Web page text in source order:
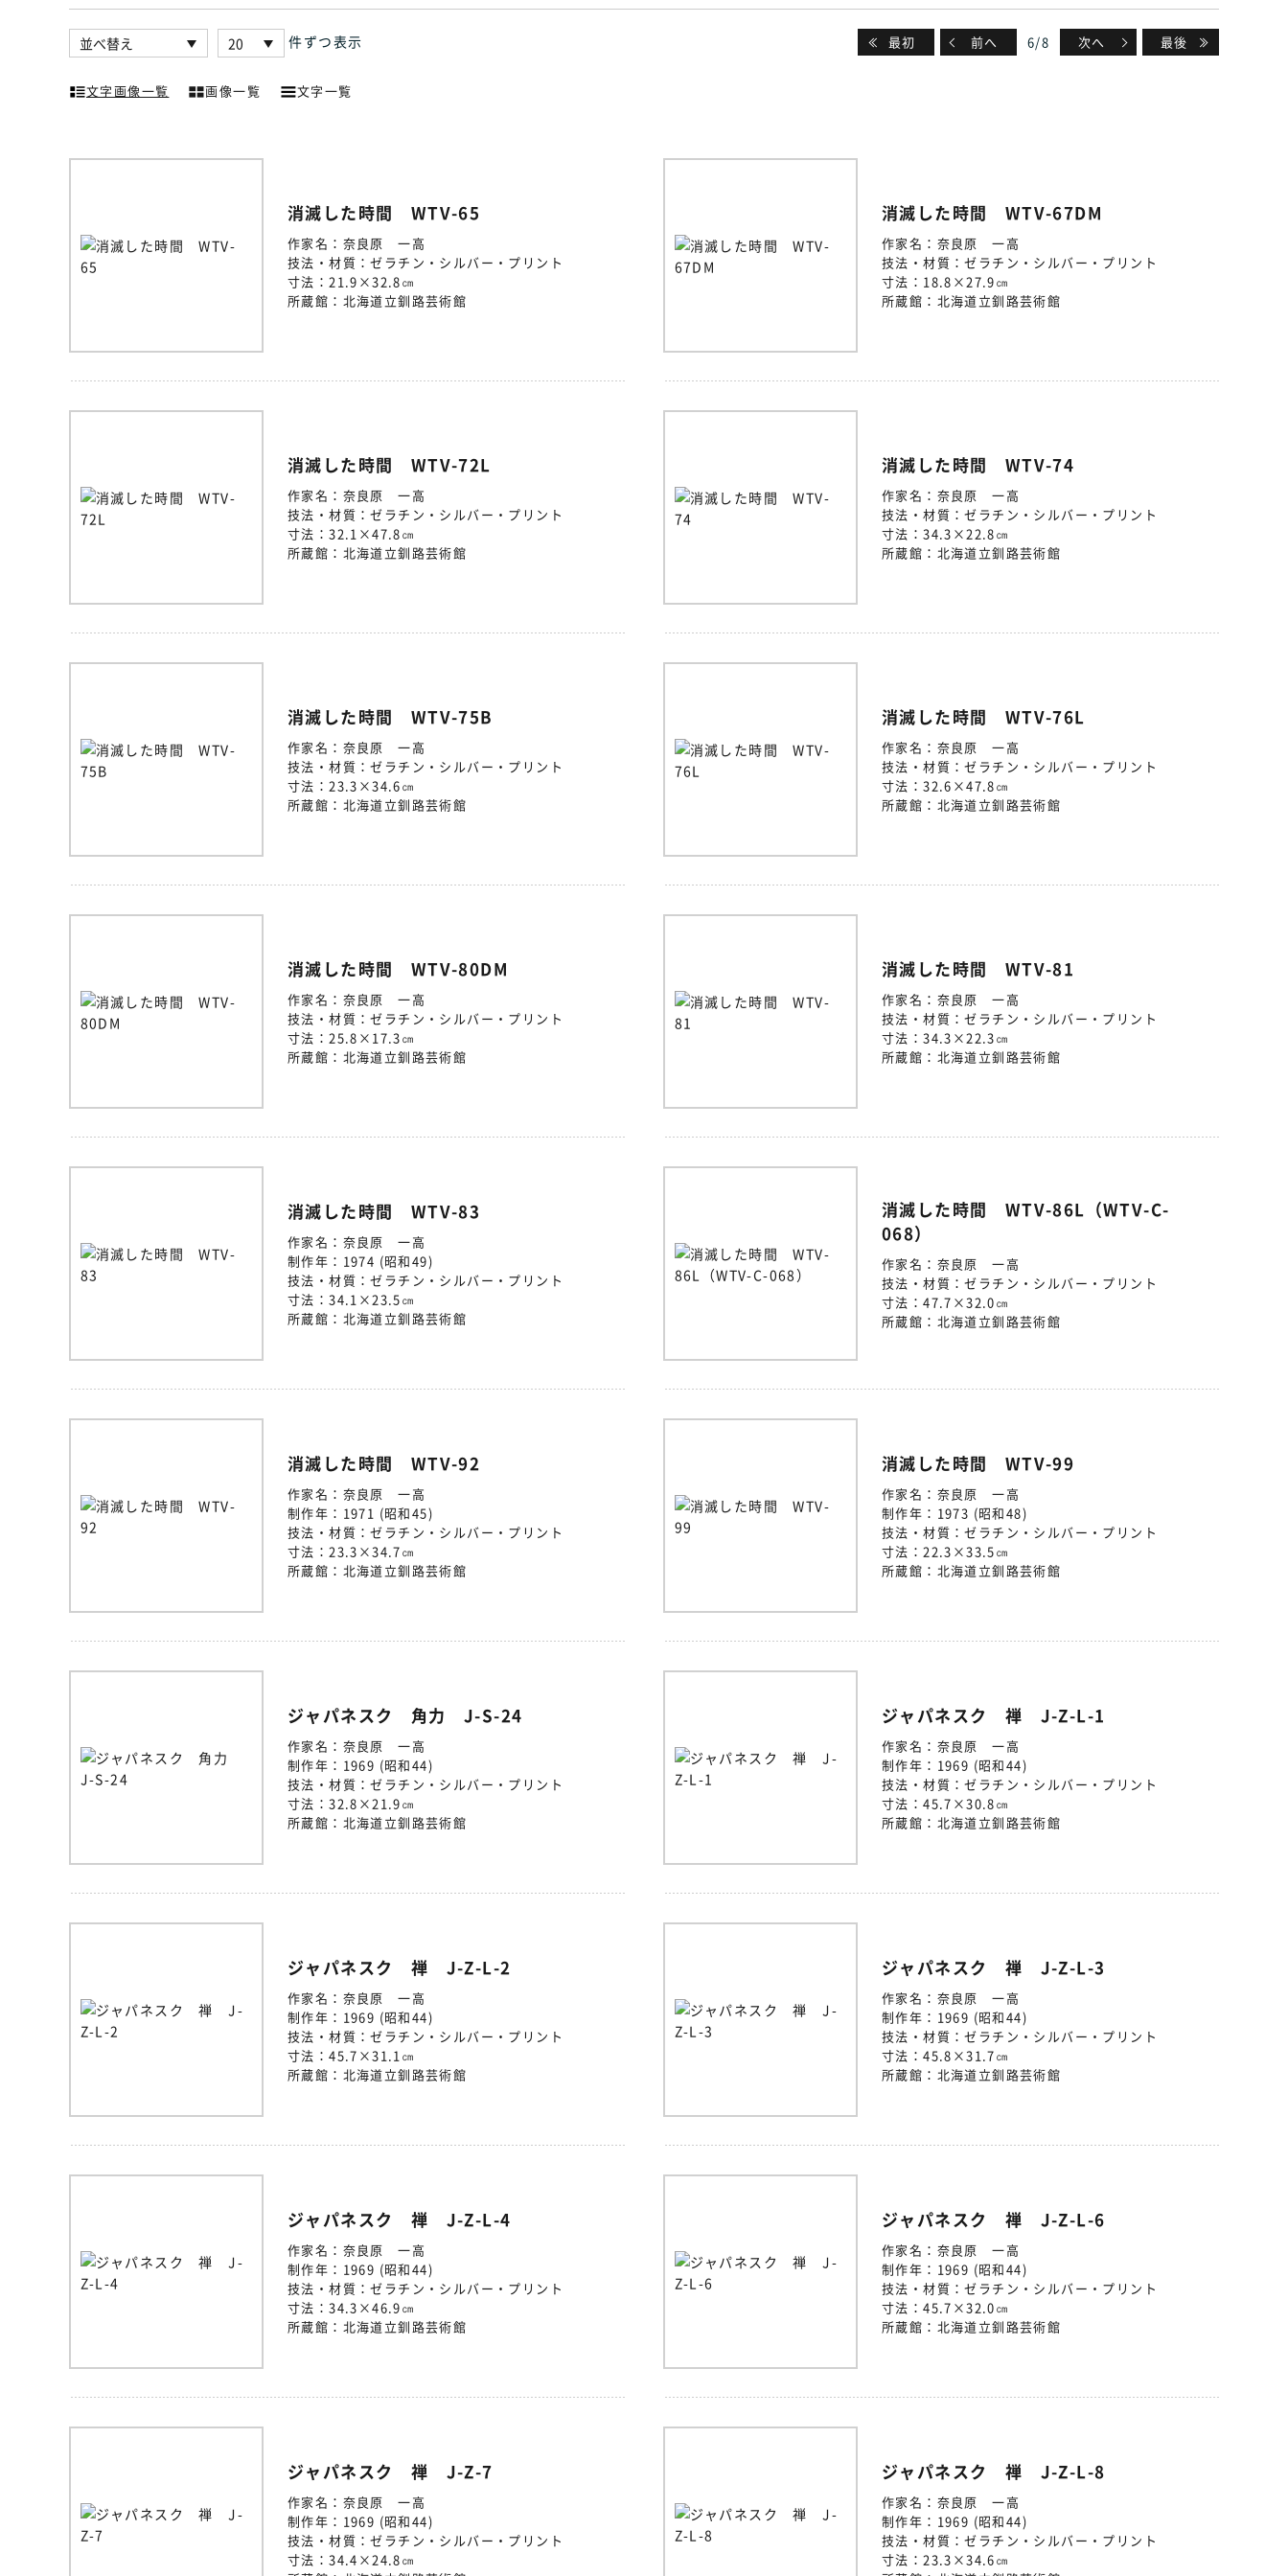
件ずつ表示 最初 前へ 6/8 次へ 最後
文字画像一覧 画像一覧 文字一覧
消滅した時間 WTV-65
作家名： 奈良原 一高
技法・材質：ゼラチン・シルバー・プリント
寸法：21.9×32.8㎝
所蔵館： 北海道立釧路芸術館
消滅した時間 WTV-67DM
作家名： 奈良原 一高
技法・材質：ゼラチン・シルバー・プリント
寸法： 18.8×27.9㎝
所蔵館： 北海道立釧路芸術館
消滅した時間 WTV-72L
作家名： 奈良原 一高
技法・材質：ゼラチン・シルバー・プリント
寸法：32.1×47.8㎝
所蔵館： 北海道立釧路芸術館
消滅した時間 WTV-74
作家名： 奈良原 一高
技法・材質：ゼラチン・シルバー・プリント
寸法：34.3×22.8㎝
所蔵館： 北海道立釧路芸術館
消滅した時間 WTV-75B
作家名： 奈良原 一高
技法・材質：ゼラチン・シルバー・プリント
寸法：23.3×34.6㎝
所蔵館： 北海道立釧路芸術館
消滅した時間 WTV-76L
作家名： 奈良原 一高
技法・材質：ゼラチン・シルバー・プリント
寸法：32.6×47.8㎝
所蔵館： 北海道立釧路芸術館
消滅した時間 WTV-80DM
作家名： 奈良原 一高
技法・材質：ゼラチン・シルバー・プリント
寸法：25.8×17.3㎝
所蔵館： 北海道立釧路芸術館
消滅した時間 WTV-81
作家名： 奈良原 一高
技法・材質：ゼラチン・シルバー・プリント
寸法：34.3×22.3㎝
所蔵館： 北海道立釧路芸術館
消滅した時間 WTV-83
作家名： 奈良原 一高
制作年： 1974 (昭和49)
技法・材質：ゼラチン・シルバー・プリント
寸法：34.1×23.5㎝
所蔵館： 北海道立釧路芸術館
消滅した時間 WTV-86L（WTV-C-
068）
作家名： 奈良原 一高
技法・材質：ゼラチン・シルバー・プリント
寸法：47.7×32.0㎝
所蔵館： 北海道立釧路芸術館
消滅した時間 WTV-92
作家名： 奈良原 一高
制作年： 1971 (昭和45)
技法・材質：ゼラチン・シルバー・プリント
寸法：23.3×34.7㎝
所蔵館： 北海道立釧路芸術館
消滅した時間 WTV-99
作家名： 奈良原 一高
制作年： 1973 (昭和48)
技法・材質：ゼラチン・シルバー・プリント
寸法：22.3×33.5㎝
所蔵館： 北海道立釧路芸術館
ジャパネスク 角力 J-S-24
作家名： 奈良原 一高
制作年： 1969 (昭和44)
技法・材質：ゼラチン・シルバー・プリント
寸法：32.8×21.9㎝
所蔵館： 北海道立釧路芸術館
ジャパネスク 禅 J-Z-L-1
作家名： 奈良原 一高
制作年： 1969 (昭和44)
技法・材質：ゼラチン・シルバー・プリント
寸法：45.7×30.8㎝
所蔵館： 北海道立釧路芸術館
ジャパネスク 禅 J-Z-L-2
作家名： 奈良原 一高
制作年： 1969 (昭和44)
技法・材質：ゼラチン・シルバー・プリント
寸法：45.7×31.1㎝
所蔵館： 北海道立釧路芸術館
ジャパネスク 禅 J-Z-L-3
作家名： 奈良原 一高
制作年： 1969 (昭和44)
技法・材質：ゼラチン・シルバー・プリント
寸法：45.8×31.7㎝
所蔵館： 北海道立釧路芸術館
ジャパネスク 禅 J-Z-L-4
作家名： 奈良原 一高
制作年： 1969 (昭和44)
技法・材質：ゼラチン・シルバー・プリント
寸法：34.3×46.9㎝
所蔵館： 北海道立釧路芸術館
ジャパネスク 禅 J-Z-L-6
作家名： 奈良原 一高
制作年： 1969 (昭和44)
技法・材質：ゼラチン・シルバー・プリント
寸法：45.7×32.0㎝
所蔵館： 北海道立釧路芸術館
ジャパネスク 禅 J-Z-7
作家名： 奈良原 一高
制作年： 1969 (昭和44)
技法・材質：ゼラチン・シルバー・プリント
寸法：34.4×24.8㎝
ジャパネスク 禅 J-Z-L-8
作家名： 奈良原 一高
制作年： 1969 (昭和44)
技法・材質：ゼラチン・シルバー・プリント
寸法：23.3×34.6㎝